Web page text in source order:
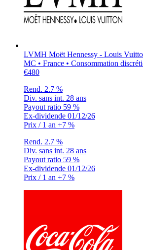
LVMH Moët Hennessy - Louis
MC • France • Consommation
€480
Rend. 2.7 %
Div. sans int. 28 ans
Payout ratio 59 %
Ex-dividende 01/12/26
Prix / 1 an +7 %
Rend. 2.7 %
Div. sans int. 28 ans
Payout ratio 59 %
Ex-dividende 01/12/26
Prix / 1 an +7 %